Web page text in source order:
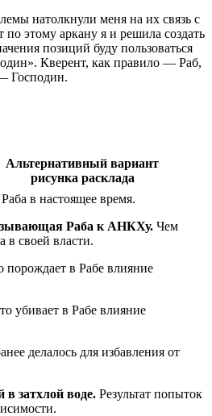
натолкнули меня на их связь с
этому аркану я и решила создать
позиций буду пользоваться
Кверент, как правило — Раб,
Господин.
Альтернативный вариант
рисунка расклада
в настоящее время.
Раба к АНКХу. Чем
в своей власти.
порождает в Рабе влияние
убивает в Рабе влияние
делалось для избавления от
затхлой воде. Результат попыток